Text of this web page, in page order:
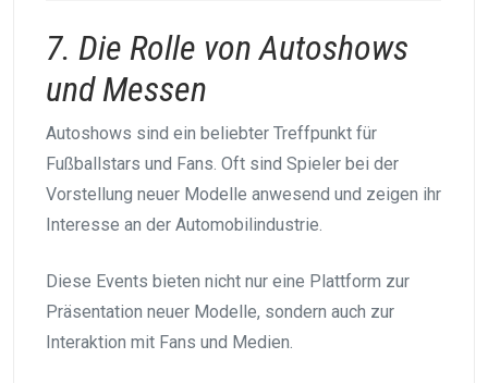
7. Die Rolle von Autoshows
und Messen
Autoshows sind ein beliebter Treffpunkt für
Fußballstars und Fans. Oft sind Spieler bei der
Vorstellung neuer Modelle anwesend und zeigen ihr
Interesse an der Automobilindustrie.
Diese Events bieten nicht nur eine Plattform zur
Präsentation neuer Modelle, sondern auch zur
Interaktion mit Fans und Medien.